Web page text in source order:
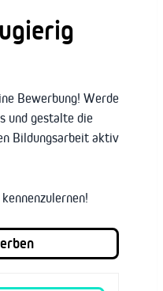
Bewerbung! Werde
und gestalte die
Bildungsarbeit aktiv